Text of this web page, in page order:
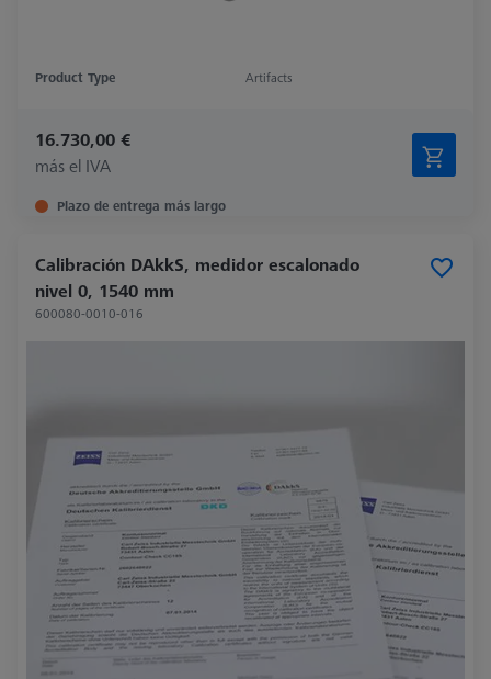
Product Type Artifacts
16.730,00 €
más el IVA
Plazo de entrega más largo
Calibración DAkkS, medidor escalonado
nivel 0, 1540 mm
600080-0010-016